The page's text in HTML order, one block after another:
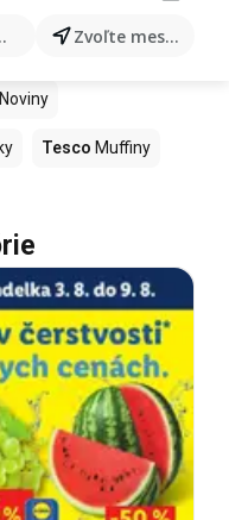
produkty... Zvoľte mesto
Tesco
Noviny
Tesco Muffiny